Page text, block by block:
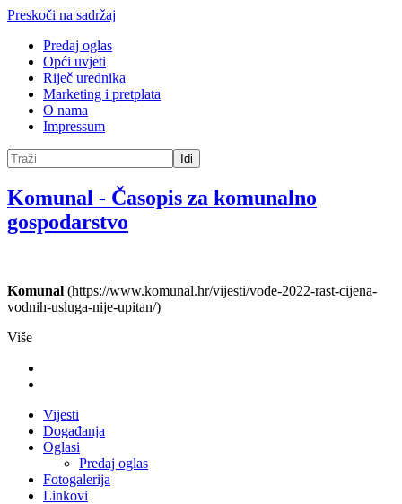
Preskoči na sadržaj
Predaj oglas
Opći uvjeti
Riječ urednika
Marketing i pretplata
O nama
Impressum
Idi
Komunal - Časopis za komunalno
gospodarstvo
Komunal (https://www.komunal.hr/vijesti/vode-2022-rast-cijena-
vodnih-usluga-nije-upitan/)
Više
Vijesti
Događanja
Oglasi
Predaj oglas
Fotogalerija
Linkovi